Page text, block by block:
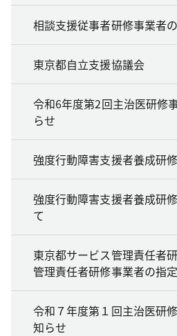
相談支援従事者研修事業者
東京都自立支援協議会
令和6年度第2回主治医研修
らせ
強度行動障害支援者養成研
強度行動障害支援者養成研
て
東京都サービス管理責任者
管理責任者研修事業者の指定
令和７年度第１回主治医研
知らせ